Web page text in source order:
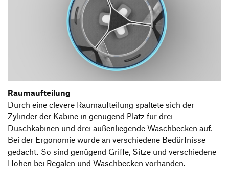
Raumaufteilung
Durch eine clevere Raumaufteilung spaltete sich der
Zylinder der Kabine in genügend Platz für drei
Duschkabinen und drei außenliegende Waschbecken auf.
Bei der Ergonomie wurde an verschiedene Bedürfnisse
gedacht. So sind genügend Griffe, Sitze und verschiedene
Höhen bei Regalen und Waschbecken vorhanden.